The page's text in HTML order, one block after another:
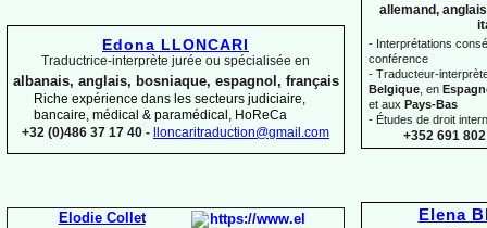
allemand,
- Interprétations
conférence
- Traducteur-
Belgique , en
et aux Pays-Bas
- Études de droit
+352 691
Elena
Edona LLONCARI
Traductrice-interprète jurée ou spécialisée en
albanais, anglais, bosniaque, espagnol, français
Riche expérience dans les secteurs judiciaire,
bancaire, médical & paramédical, HoReCa
+32 (0)486 37 17 40 -
lloncaritraduction@gmail.com
Elodie Collet